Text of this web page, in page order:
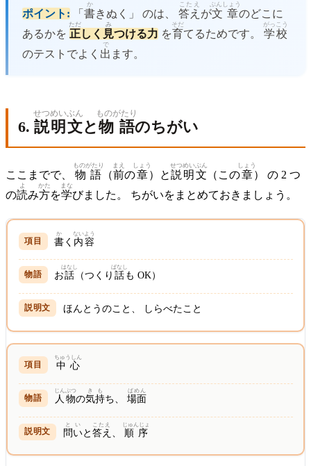
ポイント: 「 書
か
きぬく」 のは、 答え
こたえ
が文章
ぶんしょう
のどこに
あるかを 正
ただ
しく 見
み
つける力 を育
そだ
てるためです。 学校
がっこう
のテストでよく 出
で
ます。
6. 説明
せつめい
文
ぶん
と物語
ものがたり
のちがい
ここまでで、 物語
ものがたり
（前
まえ
の章
しょう
）と説明
せつめい
文
ぶん
（この章
しょう
） の 2 つ
の読
よ
み方
かた
を学
まな
びました。 ちがいをまとめておきましょう。
書
か
く 内容
ないよう
お話
はなし
（つくり 話
ばなし
も OK）
ほんとうのこと、 しらべたこと
中心
ちゅうしん
人物
じんぶつ
の気持
きも
ち、場面
ばめん
問い
とい
と 答え
こたえ
順序
じゅんじょ